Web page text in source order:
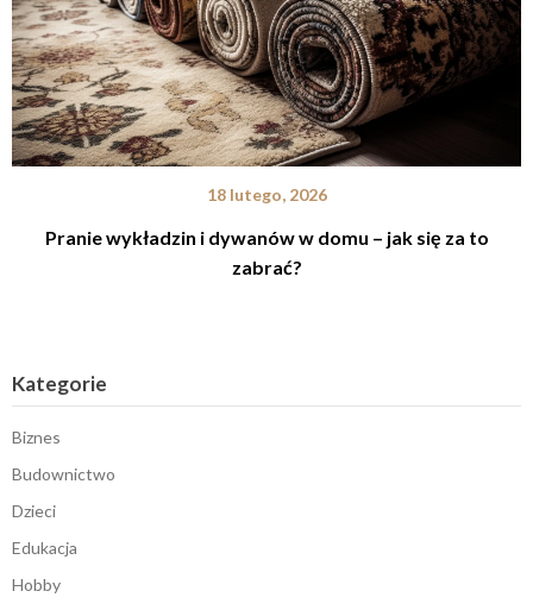
18 lutego, 2026
Pranie wykładzin i dywanów w domu – jak się za to
zabrać?
Kategorie
Biznes
Budownictwo
Dzieci
Edukacja
Hobby